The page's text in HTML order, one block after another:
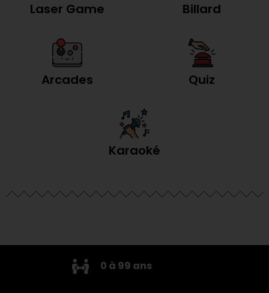
Laser Game Billard
Arcades Quiz
Karaoké
0 à 99 ans